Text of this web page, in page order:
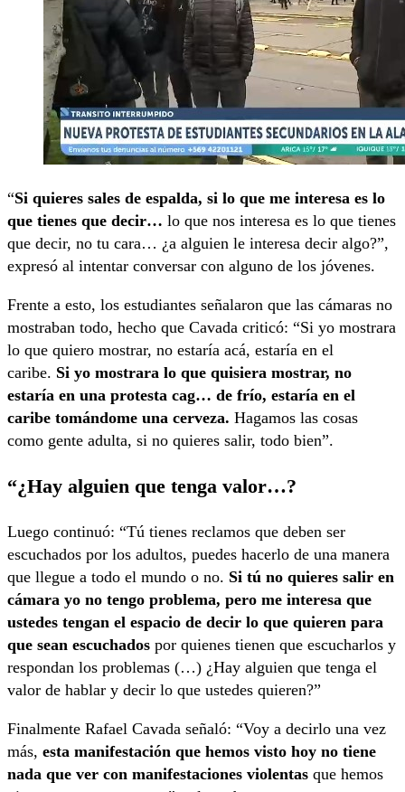
“Si quieres sales de espalda, si lo que me interesa es lo
que tienes que decir… lo que nos interesa es lo que tienes
que decir, no tu cara… ¿a alguien le interesa decir algo?”,
expresó al intentar conversar con alguno de los jóvenes.
Frente a esto, los estudiantes señalaron que las cámaras no
mostraban todo, hecho que Cavada criticó: “Si yo mostrara
lo que quiero mostrar, no estaría acá, estaría en el
caribe. Si yo mostrara lo que quisiera mostrar, no
estaría en una protesta cag… de frío, estaría en el
caribe tomándome una cerveza. Hagamos las cosas
como gente adulta, si no quieres salir, todo bien”.
“¿Hay alguien que tenga valor…?
Luego continuó: “Tú tienes reclamos que deben ser
escuchados por los adultos, puedes hacerlo de una manera
que llegue a todo el mundo o no. Si tú no quieres salir en
cámara yo no tengo problema, pero me interesa que
ustedes tengan el espacio de decir lo que quieren para
que sean escuchados por quienes tienen que escucharlos y
respondan los problemas (…) ¿Hay alguien que tenga el
valor de hablar y decir lo que ustedes quieren?”
Finalmente Rafael Cavada señaló: “Voy a decirlo una vez
más, esta manifestación que hemos visto hoy no tiene
nada que ver con manifestaciones violentas que hemos